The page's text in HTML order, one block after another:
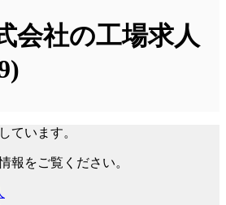
会社の工場求人
ています。
報をご覧ください。